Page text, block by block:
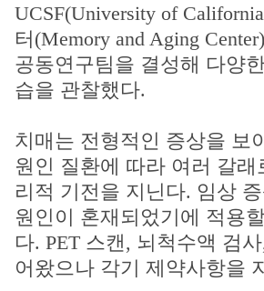
UCSF(University of
터(Memory and Aging
공동연구팀을 결성해 다양
습을 관찰했다.
치매는 전형적인 증상을 보
원인 질환에 따라 여러 갈
리적 기전을 지닌다. 임상
원인이 혼재되었기에 적용
다. PET 스캔, 뇌척수액 검
어왔으나 각기 제약사항을